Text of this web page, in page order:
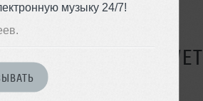
музыку 24/7!
НЕ СУЩЕСТВУЕТ